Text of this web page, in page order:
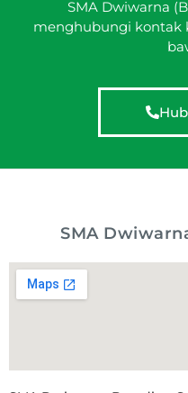
SMA Dwiwarna
menghubungi kontak
SMA